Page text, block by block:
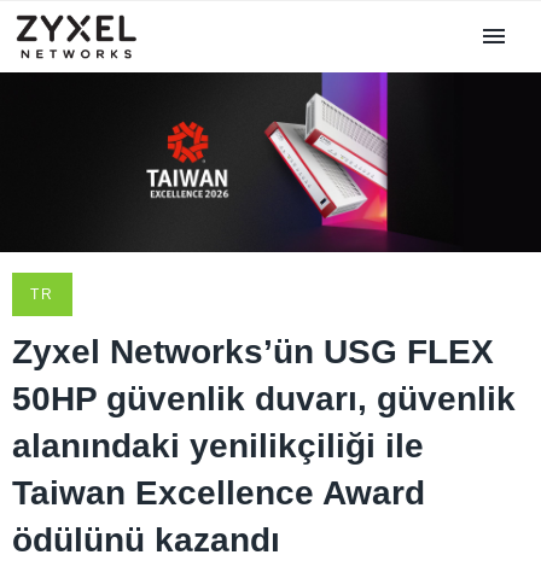
TR
Zyxel Networks’ün USG FLEX
50HP güvenlik duvarı, güvenlik
alanındaki yenilikçiliği ile
Taiwan Excellence Award
ödülünü kazandı